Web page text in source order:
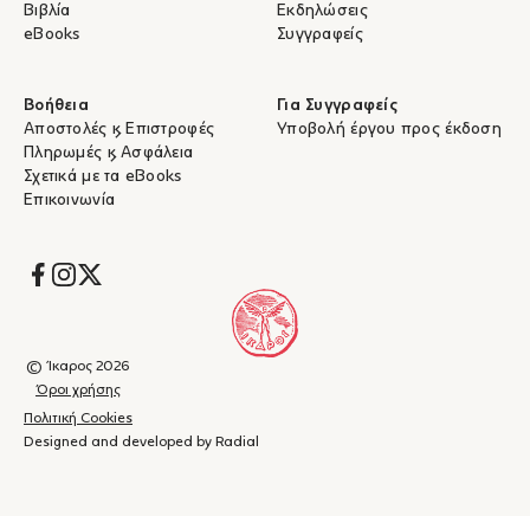
Βιβλία
eBooks
Εκδηλώσεις
Συγγραφείς
Βοήθεια
Αποστολές & Επιστροφές
Πληρωμές & Ασφάλεια
Σχετικά με τα eBooks
Επικοινωνία
Για Συγγραφείς
Υποβολή έργου προς έκδοση
Socials
© Ίκαρος 2026
Όροι χρήσης
Πολιτική Cookies
Designed and developed by Radial